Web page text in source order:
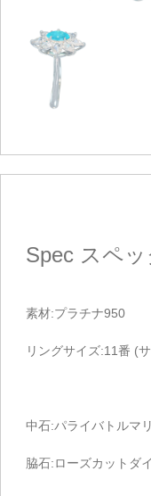
Spec スペッ
素材:プラチナ950
リングサイズ:11番 (
中石:パライバトルマ
脇石:ローズカットダ